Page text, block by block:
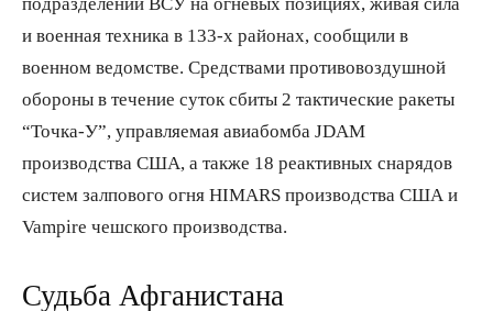
и военная техника в 133-х районах, сообщили в
военном ведомстве. Средствами противовоздушной
обороны в течение суток сбиты 2 тактические ракеты
“Точка-У”, управляемая авиабомба JDAM
производства США, а также 18 реактивных снарядов
систем залпового огня HIMARS производства США и
Vampire чешского производства.
Судьба Афганистана